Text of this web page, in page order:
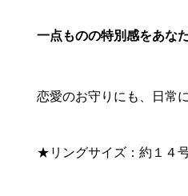
一点ものの特別感をあなた
恋愛のお守りにも、日常
★リングサイズ：約１４